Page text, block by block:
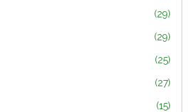
(29)
(29)
(25)
(27)
(15)